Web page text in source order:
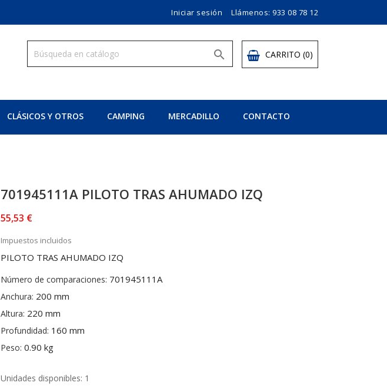
Iniciar sesión Llámenos: 933 08 78 12
CARRITO (0)

CLÁSICOS Y OTROS CAMPING MERCADILLO CONTACTO
701945111A PILOTO TRAS AHUMADO IZQ
55,53 €
Impuestos incluidos
PILOTO TRAS AHUMADO IZQ
Número de comparaciones: 701945111A
Anchura: 200 mm
Altura: 220 mm
Profundidad: 160 mm
Peso: 0.90 kg
Unidades disponibles: 1